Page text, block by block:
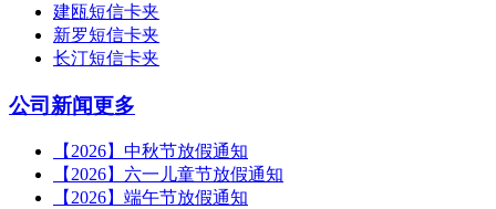
建瓯短信卡夹
新罗短信卡夹
长汀短信卡夹
公司新闻更多
【2026】中秋节放假通知
【2026】六一儿童节放假通知
【2026】端午节放假通知